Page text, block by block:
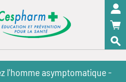
l'homme asymptomatique -